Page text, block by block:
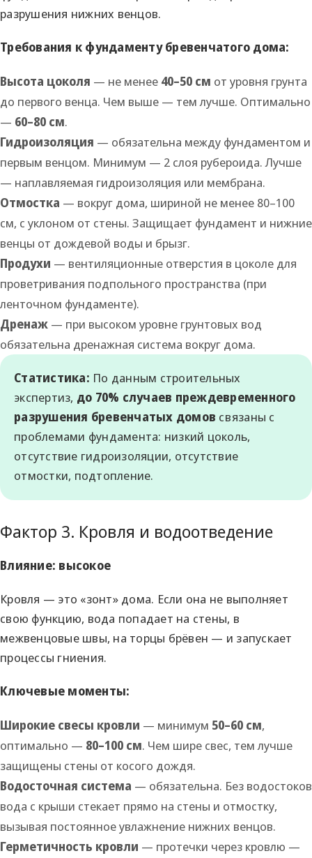
разрушения нижних венцов.
Требования к фундаменту бревенчатого дома:
Высота цоколя — не менее 40–50 см от уровня грунта
до первого венца. Чем выше — тем лучше. Оптимально
— 60–80 см.
Гидроизоляция — обязательна между фундаментом и
первым венцом. Минимум — 2 слоя рубероида. Лучше
— наплавляемая гидроизоляция или мембрана.
Отмостка — вокруг дома, шириной не менее 80–100
см, с уклоном от стены. Защищает фундамент и нижние
венцы от дождевой воды и брызг.
Продухи — вентиляционные отверстия в цоколе для
проветривания подпольного пространства (при
ленточном фундаменте).
Дренаж — при высоком уровне грунтовых вод
обязательна дренажная система вокруг дома.
Статистика: По данным строительных
экспертиз, до 70% случаев преждевременного
разрушения бревенчатых домов связаны с
проблемами фундамента: низкий цоколь,
отсутствие гидроизоляции, отсутствие
отмостки, подтопление.
Фактор 3. Кровля и водоотведение
Влияние: высокое
Кровля — это «зонт» дома. Если она не выполняет
свою функцию, вода попадает на стены, в
межвенцовые швы, на торцы брёвен — и запускает
процессы гниения.
Ключевые моменты:
Широкие свесы кровли — минимум 50–60 см,
оптимально — 80–100 см. Чем шире свес, тем лучше
защищены стены от косого дождя.
Водосточная система — обязательна. Без водостоков
вода с крыши стекает прямо на стены и отмостку,
вызывая постоянное увлажнение нижних венцов.
Герметичность кровли — протечки через кровлю —